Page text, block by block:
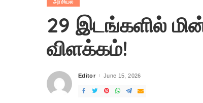
அரசியல்
29 இடங்களில்
விளக்கம்!
Posted
Editor June 15, 2026